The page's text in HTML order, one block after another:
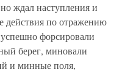
ждал наступления и
действия по отражению
форсировали
берег, миновали
и минные поля,